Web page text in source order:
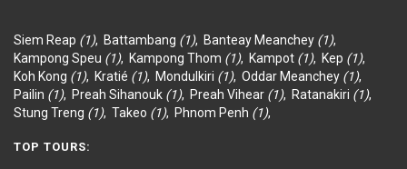
Siem Reap (1), Battambang (1), Banteay Meanchey (1),
Kampong Speu (1), Kampong Thom (1), Kampot (1), Kep (1),
Koh Kong (1), Kratié (1), Mondulkiri (1), Oddar Meanchey (1),
Pailin (1), Preah Sihanouk (1), Preah Vihear (1), Ratanakiri (1),
Stung Treng (1), Takeo (1), Phnom Penh (1),
TOP TOURS: